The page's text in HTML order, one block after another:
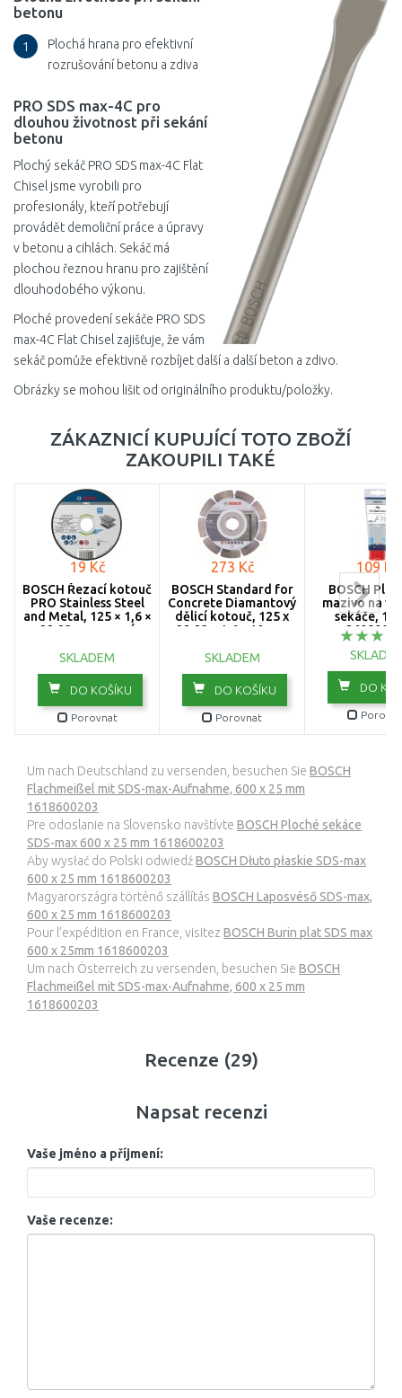
betonu
1
Plochá hrana pro efektivní
rozrušování betonu a zdiva
PRO SDS max-4C pro
dlouhou životnost při sekání
betonu
Plochý sekáč PRO SDS max-4C Flat
Chisel jsme vyrobili pro
profesionály, kteří potřebují
provádět demoliční práce a úpravy
v betonu a cihlách. Sekáč má
plochou řeznou hranu pro zajištění
dlouhodobého výkonu.
Ploché provedení sekáče PRO SDS
max-4C Flat Chisel zajišťuje, že vám
sekáč pomůže efektivně rozbíjet další a další beton a zdivo.
Obrázky se mohou lišit od originálního produktu/položky.
ZÁKAZNICÍ KUPUJÍCÍ TOTO ZBOŽÍ
ZAKOUPILI TAKÉ
19 Kč
BOSCH Řezací kotouč
PRO Stainless Steel
and Metal, 125 × 1,6 ×
22,23 mm, rovný
SKLADEM
DO KOŠÍKU
Porovnat
273 Kč
BOSCH Standard for
Concrete Diamantový
dělicí kotouč, 125 x
22,23 x 1,6 x 10 mm
SKLADEM
DO KOŠÍKU
Porovnat
109 Kč
BOSCH
mazivo na
sekáče,
DO
Um nach Deutschland zu versenden, besuchen Sie BOSCH
Flachmeißel mit SDS-max-Aufnahme, 600 x 25 mm
1618600203
Pre odoslanie na Slovensko navštívte BOSCH Ploché sekáce
SDS-max 600 x 25 mm 1618600203
Aby wysłać do Polski odwiedźBOSCH Dłuto płaskie SDS-max
600 x 25 mm 1618600203
Magyarországra történő szállítás BOSCH Laposvéső SDS-max,
600 x 25 mm 1618600203
Pour l’expédition en France, visitez BOSCH Burin plat SDS max
600 x 25mm 1618600203
Um nach Österreich zu versenden, besuchen Sie BOSCH
Flachmeißel mit SDS-max-Aufnahme, 600 x 25 mm
1618600203
Recenze (29)
Napsat recenzi
Vaše jméno a příjmení:
Vaše recenze: